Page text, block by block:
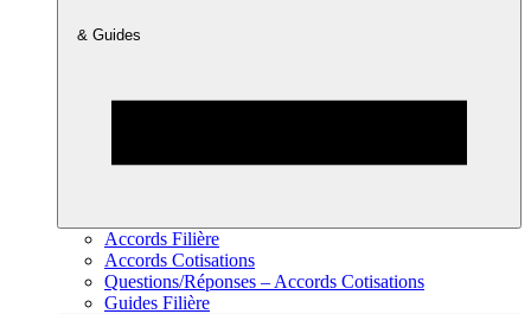
& Guides
Accords Filière
Accords Cotisations
Questions/Réponses – Accords Cotisations
Guides Filière